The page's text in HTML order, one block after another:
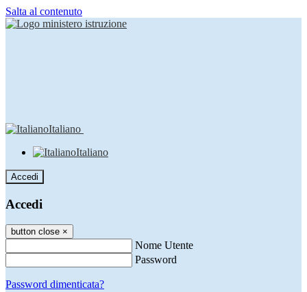
Salta al contenuto
Italiano
Italiano
Accedi
Accedi
button close ×
Nome Utente
Password
Password dimenticata?